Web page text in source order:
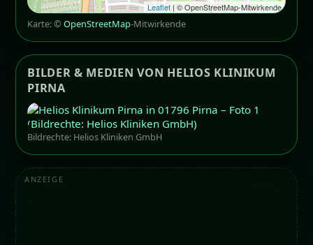
Leaflet| © OpenStreetMap-Mitwirkende
Karte: ©OpenStreetMap-Mitwirkende
BILDER & MEDIEN VON HELIOS KLINIKUM
PIRNA
Bildrechte: Helios Kliniken GmbH
ANZEIGE